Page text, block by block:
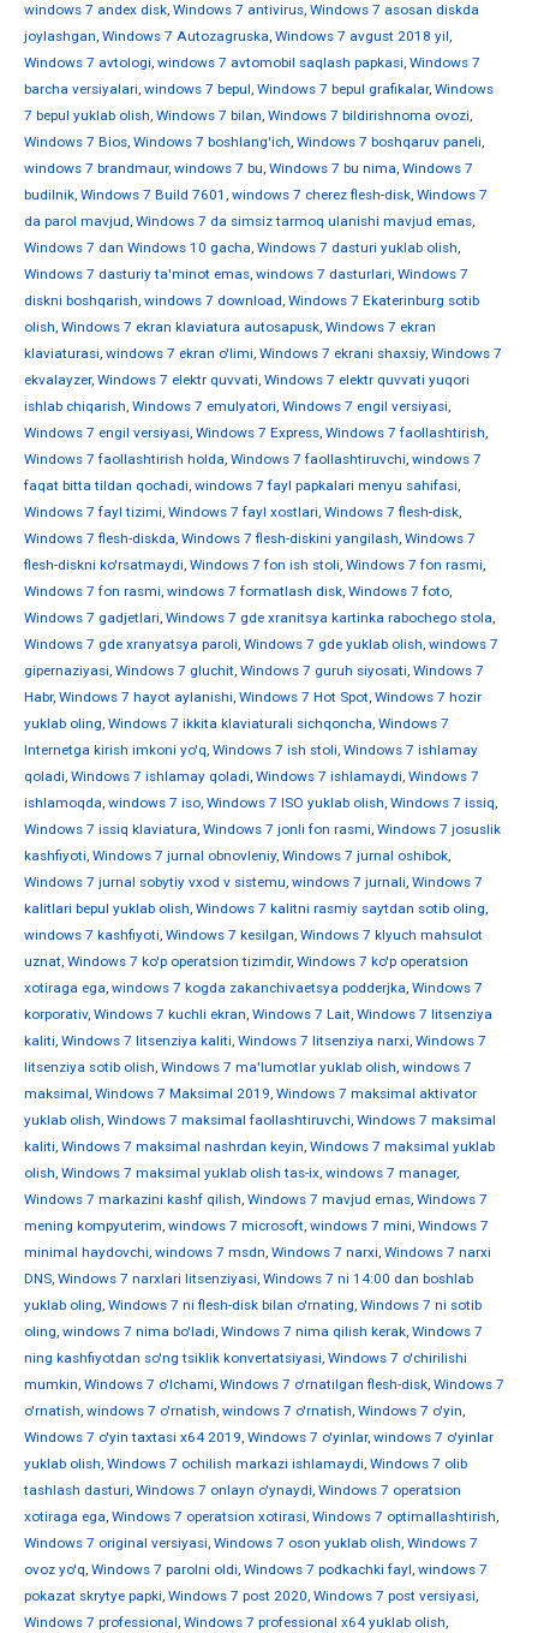
windows 7 andex disk, Windows 7 antivirus, Windows 7 asosan diskda
joylashgan, Windows 7 Autozagruska, Windows 7 avgust 2018 yil,
Windows 7 avtologi, windows 7 avtomobil saqlash papkasi, Windows 7
barcha versiyalari, windows 7 bepul, Windows 7 bepul grafikalar, Windows
7 bepul yuklab olish, Windows 7 bilan, Windows 7 bildirishnoma ovozi,
Windows 7 Bios, Windows 7 boshlang'ich, Windows 7 boshqaruv paneli,
windows 7 brandmaur, windows 7 bu, Windows 7 bu nima, Windows 7
budilnik, Windows 7 Build 7601 , windows 7 cherez flesh-disk, Windows 7
da parol mavjud, Windows 7 da simsiz tarmoq ulanishi mavjud emas,
Windows 7 dan Windows 10 gacha, Windows 7 dasturi yuklab olish,
Windows 7 dasturiy ta'minot emas, windows 7 dasturlari, Windows 7
diskni boshqarish, windows 7 download, Windows 7 Ekaterinburg sotib
olish, Windows 7 ekran klaviatura autosapusk, Windows 7 ekran
klaviaturasi, windows 7 ekran o'limi, Windows 7 ekrani shaxsiy, Windows 7
ekvalayzer, Windows 7 elektr quvvati, Windows 7 elektr quvvati yuqori
ishlab chiqarish, Windows 7 emulyatori, Windows 7 engil versiyasi,
Windows 7 engil versiyasi, Windows 7 Express, Windows 7 faollashtirish,
Windows 7 faollashtirish holda, Windows 7 faollashtiruvchi, windows 7
faqat bitta tildan qochadi, windows 7 fayl papkalari menyu sahifasi,
Windows 7 fayl tizimi, Windows 7 fayl xostlari, Windows 7 flesh-disk,
Windows 7 flesh-diskda, Windows 7 flesh-diskini yangilash, Windows 7
flesh-diskni ko'rsatmaydi, Windows 7 fon ish stoli, Windows 7 fon rasmi,
Windows 7 fon rasmi, windows 7 formatlash disk, Windows 7 foto,
Windows 7 gadjetlari, Windows 7 gde xranitsya kartinka rabochego stola,
Windows 7 gde xranyatsya paroli, Windows 7 gde yuklab olish, windows 7
gipernaziyasi, Windows 7 gluchit, Windows 7 guruh siyosati, Windows 7
Habr, Windows 7 hayot aylanishi, Windows 7 Hot Spot, Windows 7 hozir
yuklab oling, Windows 7 ikkita klaviaturali sichqoncha, Windows 7
Internetga kirish imkoni yo'q, Windows 7 ish stoli, Windows 7 ishlamay
qoladi, Windows 7 ishlamay qoladi, Windows 7 ishlamaydi, Windows 7
ishlamoqda, windows 7 iso, Windows 7 ISO yuklab olish, Windows 7 issiq,
Windows 7 issiq klaviatura, Windows 7 jonli fon rasmi, Windows 7 josuslik
kashfiyoti, Windows 7 jurnal obnovleniy, Windows 7 jurnal oshibok,
Windows 7 jurnal sobytiy vxod v sistemu, windows 7 jurnali, Windows 7
kalitlari bepul yuklab olish, Windows 7 kalitni rasmiy saytdan sotib oling,
windows 7 kashfiyoti, Windows 7 kesilgan, Windows 7 klyuch mahsulot
uznat, Windows 7 ko'p operatsion tizimdir, Windows 7 ko'p operatsion
xotiraga ega, windows 7 kogda zakanchivaetsya podderjka, Windows 7
korporativ, Windows 7 kuchli ekran, Windows 7 Lait, Windows 7 litsenziya
kaliti, Windows 7 litsenziya kaliti, Windows 7 litsenziya narxi, Windows 7
litsenziya sotib olish, Windows 7 ma'lumotlar yuklab olish, windows 7
maksimal, Windows 7 Maksimal 2019, Windows 7 maksimal aktivator
yuklab olish, Windows 7 maksimal faollashtiruvchi, Windows 7 maksimal
kaliti, Windows 7 maksimal nashrdan keyin, Windows 7 maksimal yuklab
olish, Windows 7 maksimal yuklab olish tas-ix, windows 7 manager,
Windows 7 markazini kashf qilish, Windows 7 mavjud emas, Windows 7
mening kompyuterim, windows 7 microsoft, windows 7 mini, Windows 7
minimal haydovchi, windows 7 msdn, Windows 7 narxi, Windows 7 narxi
DNS, Windows 7 narxlari litsenziyasi, Windows 7 ni 14:00 dan boshlab
yuklab oling, Windows 7 ni flesh-disk bilan o'rnating, Windows 7 ni sotib
oling, windows 7 nima bo'ladi, Windows 7 nima qilish kerak, Windows 7
ning kashfiyotdan so'ng tsiklik konvertatsiyasi, Windows 7 o'chirilishi
mumkin, Windows 7 o'lchami, Windows 7 o'rnatilgan flesh-disk, Windows 7
o'rnatish, windows 7 o'rnatish, windows 7 o'rnatish, Windows 7 o'yin,
Windows 7 o'yin taxtasi x64 2019, Windows 7 o'yinlar, windows 7 o'yinlar
yuklab olish, Windows 7 ochilish markazi ishlamaydi, Windows 7 olib
tashlash dasturi, Windows 7 onlayn o'ynaydi, Windows 7 operatsion
xotiraga ega, Windows 7 operatsion xotirasi, Windows 7 optimallashtirish,
Windows 7 original versiyasi, Windows 7 oson yuklab olish, Windows 7
ovoz yo'q, Windows 7 parolni oldi, Windows 7 podkachki fayl, windows 7
pokazat skrytye papki, Windows 7 post 2020, Windows 7 post versiyasi,
Windows 7 professional, Windows 7 professional x64 yuklab olish,